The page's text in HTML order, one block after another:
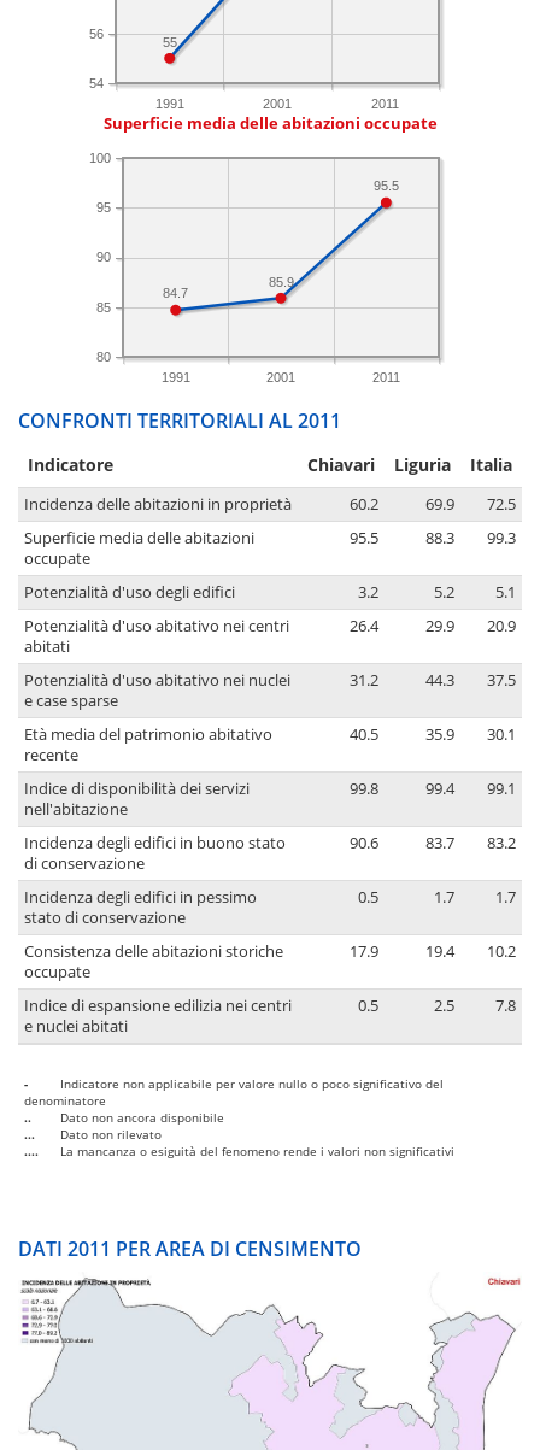
1991 2001 2011
54
56
55
Superficie media delle abitazioni occupate
1991 2001 2011
80
85
90
95
100
95.5
85.9
84.7
CONFRONTI TERRITORIALI AL 2011
Indicatore Chiavari Liguria Italia
Incidenza delle abitazioni in proprietà 60.2 69.9
72.5
Superficie media delle abitazioni
occupate
95.5 88.3 99.3
Potenzialità d'uso degli edifici 3.2 5.2
5.1
Potenzialità d'uso abitativo nei centri
abitati
26.4 29.9 20.9
Potenzialità d'uso abitativo nei nuclei
e case sparse
31.2 44.3 37.5
Età media del patrimonio abitativo
recente
40.5 35.9 30.1
Indice di disponibilità dei servizi
nell'abitazione
99.8 99.4 99.1
Incidenza degli edifici in buono stato
di conservazione
90.6 83.7 83.2
Incidenza degli edifici in pessimo
stato di conservazione
0.5 1.7 1.7
Consistenza delle abitazioni storiche
occupate
17.9 19.4 10.2
Indice di espansione edilizia nei centri
e nuclei abitati
0.5 2.5 7.8
-
Indicatore non applicabile per valore nullo o poco significativo del
denominatore
..
Dato non ancora disponibile
...
Dato non rilevato
....
La mancanza o esiguità del fenomeno rende i valori non significativi
DATI 2011 PER AREA DI CENSIMENTO